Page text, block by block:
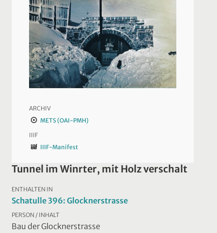
ARCHIV
METS (OAI-PMH)
IIIF
IIIF-Manifest
Tunnel im Winrter, mit Holz verschalt
ENTHALTEN IN
Schatulle 396: Glocknerstrasse
PERSON / INHALT
Bau der Glocknerstrasse